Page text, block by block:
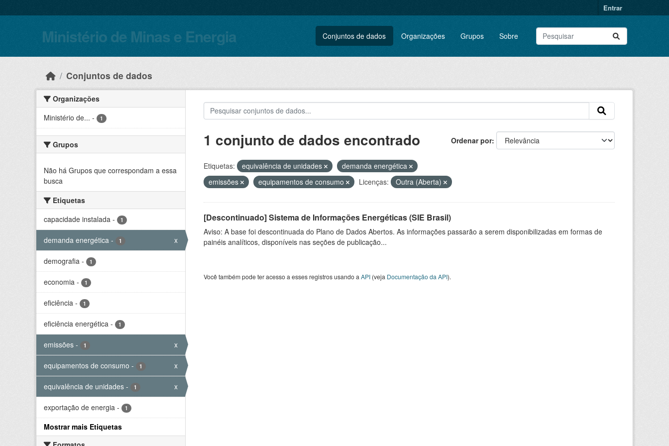
Entrar
Ministério de Minas e Energia Conjuntos de dados Organizações Grupos Sobre
Conjuntos de dados
Organizações
Ministério de... - 1
Grupos
Não há Grupos que correspondam a essa
busca
Etiquetas
capacidade instalada - 1
demanda energética - 1 x
demografia - 1
economia - 1
eficiência - 1
eficiência energética - 1
emissões - 1 x
equipamentos de consumo - 1 x
equivalência de unidades - 1 x
exportação de energia - 1
Mostrar mais Etiquetas
Ordenar por
1 conjunto de dados encontrado
Etiquetas: equivalência de unidades
demanda energética
emissões
equipamentos de consumo Licenças: Outra (Aberta)
[Descontinuado] Sistema de Informações Energéticas (SIE Brasil)
Aviso: A base foi descontinuada do Plano de Dados Abertos. As informações passarão a serem disponibilizadas em formas de
painéis analíticos, disponíveis nas seções de publicação...
Você também pode ter acesso a esses registros usando a API(veja Documentação da API).